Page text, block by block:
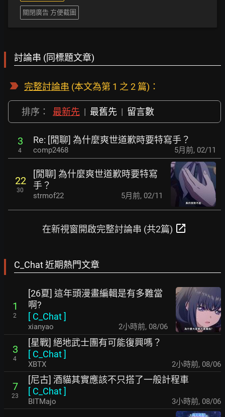
關閉廣告 方便截圖
討論串 (同標題文章)
完整討論串 (本文為第 1 之 2 篇)：
排序： 最新先 | 最舊先 | 留言數
3
4
Re: [閒聊] 為什麼爽世道歉時要特寫手？
comp2468 5月前, 02/11
22
30
[閒聊] 為什麼爽世道歉時要特寫
手？
strmof22 5月前, 02/11
在新視窗開啟完整討論串 (共2篇) open_in_new
C_Chat 近期熱門文章
1
2
[26夏] 這年頭漫畫編輯是有多難當
啊?
[ C_Chat]
xianyao 2小時前, 08/06
3
4
[星戰] 絕地武士團有可能復興嗎？
[ C_Chat]
XBTX 2小時前, 08/06
7
23
[尼古] 酒貓其實應該不只搭了一般計程車
[ C_Chat]
BITMajo 3小時前, 08/06